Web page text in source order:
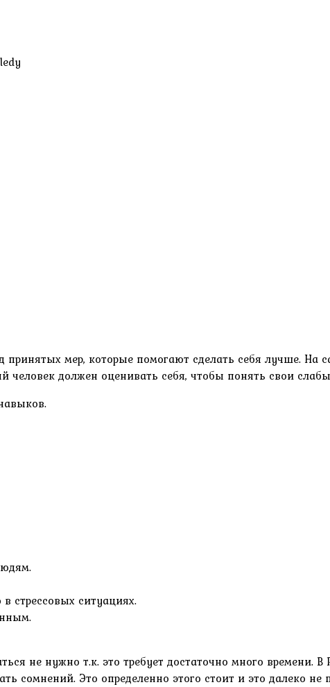
принятых мер, которые помогают сделать себя лучше. На
должен оценивать себя, чтобы понять свои
стрессовых ситуациях.
не нужно т.к. это требует достаточно много времени.
сомнений. Это определенно этого стоит и это далеко не